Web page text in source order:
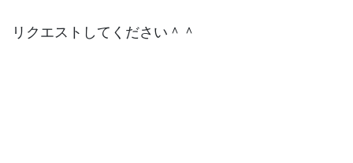
リクエストしてください＾＾